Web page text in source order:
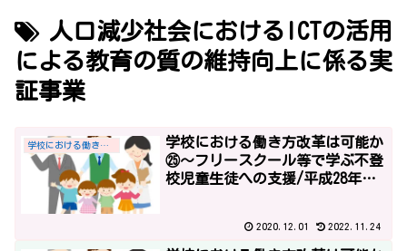
人口減少社会におけるICTの活用
による教育の質の維持向上に係る実
証事業
学校における働き方改革
学校における働き方改革は可能か
㉕～フリースクール等で学ぶ不登
校児童生徒への支援/平成28年度
2020.12.01 2022.11.24